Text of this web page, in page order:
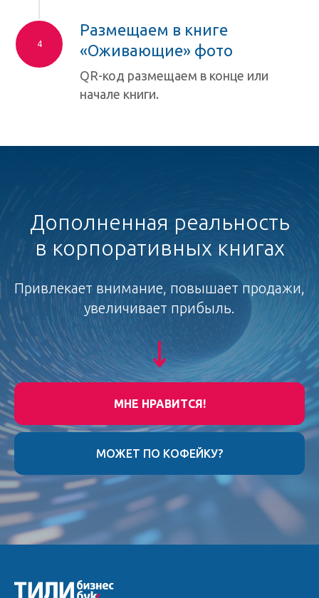
Размещаем в книге
«Оживающие» фото
QR-код размещаем в конце или
начале книги.
Дополненная реальность
в корпоративных книгах
Привлекает внимание, повышает продажи,
увеличивает прибыль.
МНЕ НРАВИТСЯ!
МОЖЕТ ПО КОФЕЙКУ?